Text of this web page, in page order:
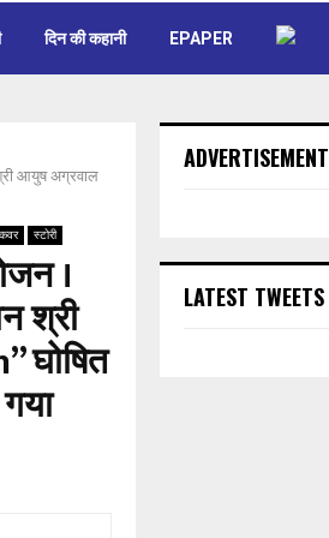
दिन की कहानी EPAPER
आयुष अग्रवाल
स्टोरी
।
श्री
घोषित
ADVERTISEMENT
LATEST TWEETS